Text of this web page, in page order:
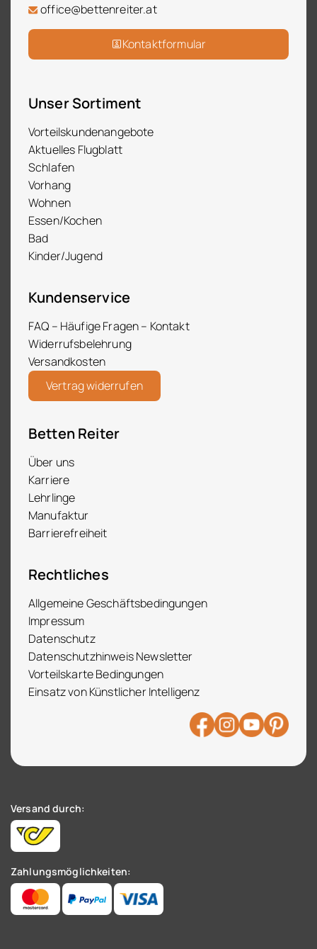
office@bettenreiter.at
Kontaktformular
Unser Sortiment
Vorteilskundenangebote
Aktuelles Flugblatt
Schlafen
Vorhang
Wohnen
Essen/Kochen
Bad
Kinder/Jugend
Kundenservice
FAQ – Häufige Fragen – Kontakt
Widerrufsbelehrung
Versandkosten
Vertrag widerrufen
Betten Reiter
Über uns
Karriere
Lehrlinge
Manufaktur
Barrierefreiheit
Rechtliches
Allgemeine Geschäftsbedingungen
Impressum
Datenschutz
Datenschutzhinweis Newsletter
Vorteilskarte Bedingungen
Einsatz von Künstlicher Intelligenz
Versand durch:
Zahlungsmöglichkeiten: